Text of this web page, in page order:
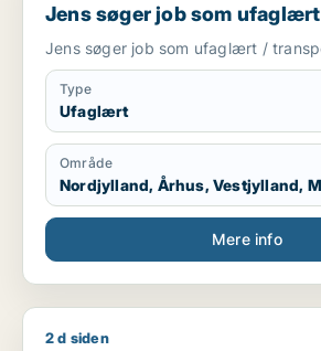
Jens søger job som
Jens søger job som ufaglært /
Type
Ufaglært
Område
Nordjylland, Århus, Vestjylland,
Mere info
Jeg søger job som ufaglært
2 d siden